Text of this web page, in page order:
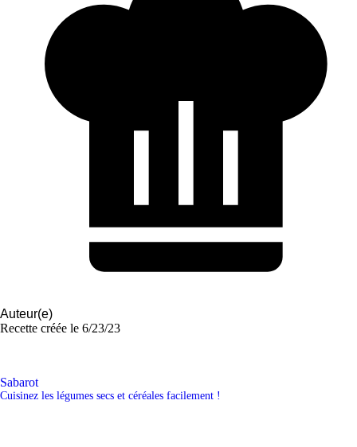
Auteur(e)
Recette créée le 6/23/23
Sabarot
Cuisinez les légumes secs et céréales facilement !